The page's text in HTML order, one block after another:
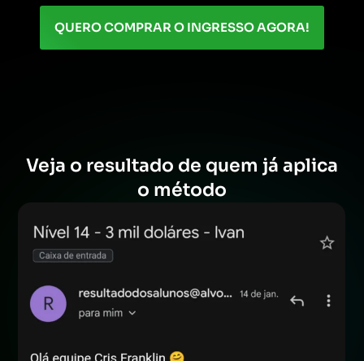
QUERO COMPRAR O INGRESSO AGORA!
Veja o resultado de quem já aplica
o método